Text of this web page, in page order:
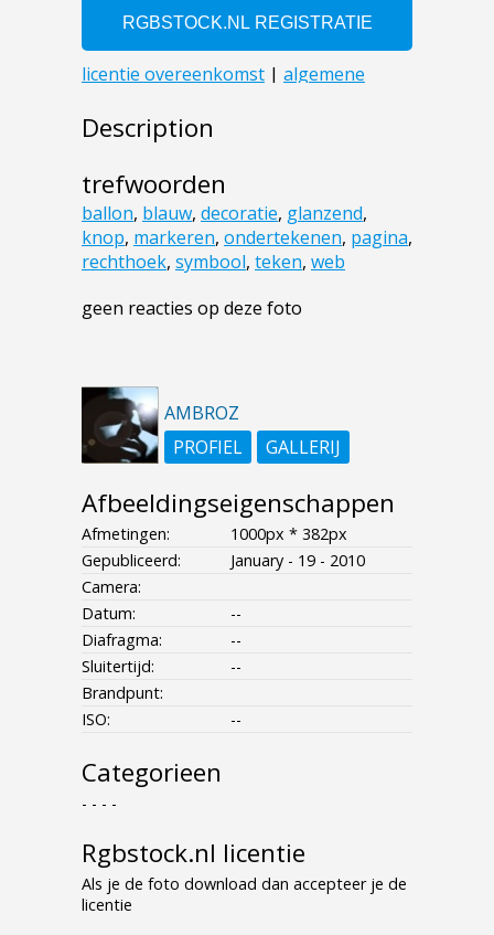
Description
trefwoorden
ballon, blauw, decoratie, glanzend,
knop, markeren, ondertekenen, pagina,
rechthoek, symbool, teken, web
geen reacties op deze foto
AMBROZ
PROFIEL
GALLERIJ
Afbeeldingseigenschappen
Afmetingen:
1000px * 382px
Gepubliceerd:
January - 19 - 2010
Camera:
Datum:
--
Diafragma:
--
Sluitertijd:
--
Brandpunt:
ISO:
--
Categorieen
- - - -
Rgbstock.nl licentie
Als je de foto download dan accepteer je de
licentie